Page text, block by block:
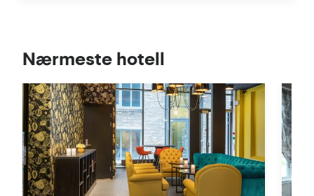
Se
kart
Nærmeste hotell